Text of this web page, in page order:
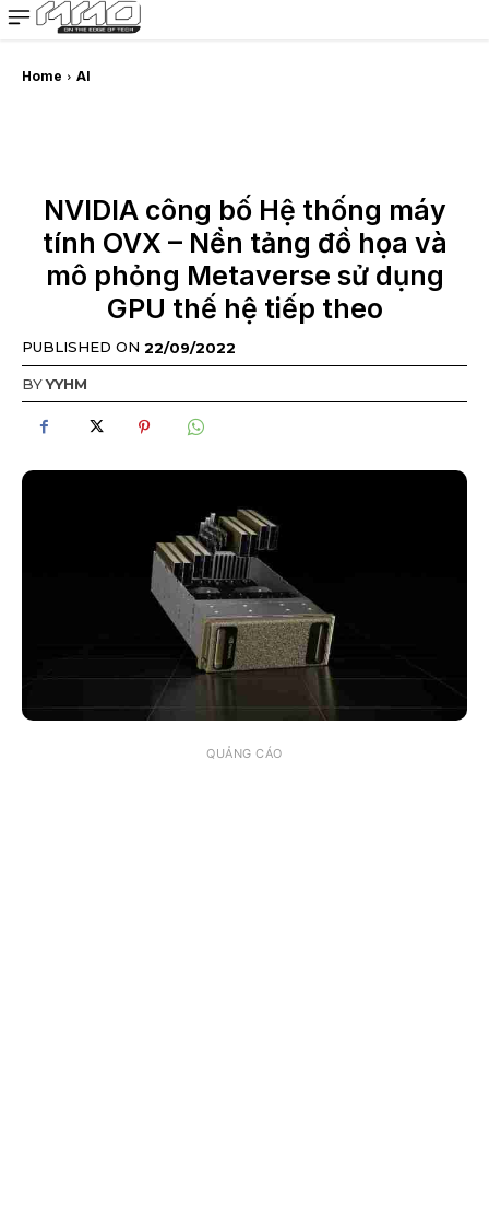
MMOSITE - Thông tin công nghệ
Bài viết nổi bật
Home AI
NVIDIA công bố Hệ thống máy
tính OVX – Nền tảng đồ họa và
mô phỏng Metaverse sử dụng
GPU thế hệ tiếp theo
PUBLISHED ON 22/09/2022
BYYYHM
QUẢNG CÁO